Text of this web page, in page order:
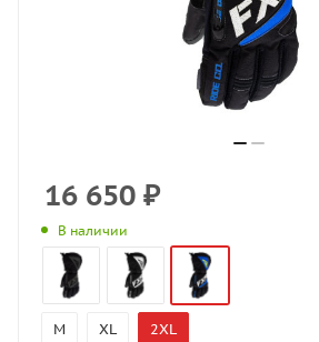
16 650 ₽
В наличии
M XL 2XL